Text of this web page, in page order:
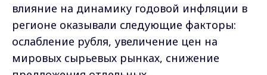
влияние на динамику годовой инфляции в
регионе оказывали следующие факторы:
ослабление рубля, увеличение цен на
мировых сырьевых рынках, снижение